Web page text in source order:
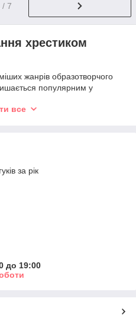
/ 7
хрестиком
жанрів образотворчого
популярним у
домашнього
все
за рік
до 19:00